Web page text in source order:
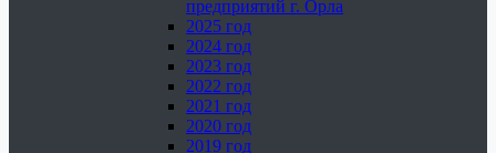
предприятий г. Орла
2025 год
2024 год
2023 год
2022 год
2021 год
2020 год
2019 год